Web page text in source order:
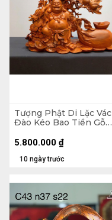
Tượng Phật Di Lặc Vác
Đào Kéo Bao Tiền Gỗ
Sâu 18 (cm)
10 ngày trước
5.800.000 ₫